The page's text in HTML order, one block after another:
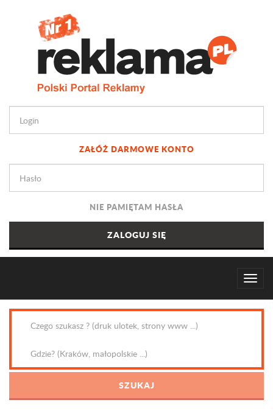
ZAŁÓŻ DARMOWE KONTO
NIE PAMIĘTAM HASŁA